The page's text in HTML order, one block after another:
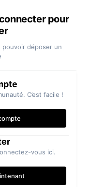
pour
pouvoir déposer un
C’est facile !
vous ici.